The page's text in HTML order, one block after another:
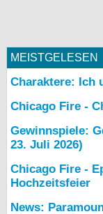
MEISTGELESEN
Charaktere: Ich
Chicago Fire -
Gewinnspiele:
23. Juli 2026)
Chicago Fire -
Hochzeitsfeier
News: